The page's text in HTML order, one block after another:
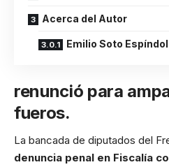
Acerca del Autor
Emilio Soto
renunció para
fueros.
La bancada de diputados del
denuncia penal en Fiscalía